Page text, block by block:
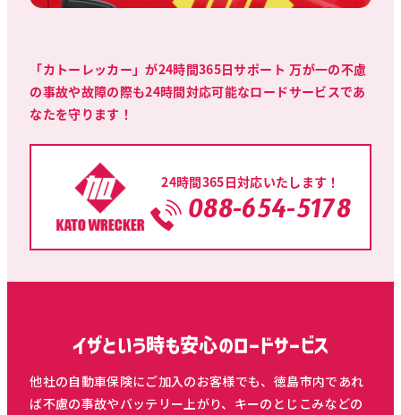
「カトーレッカー」が24時間365日サポート 万が一の不慮
の事故や故障の際も24時間対応可能なロードサービスであ
なたを守ります！
24時間365日対応いたします！
088-654-5178
イザという時も安心のロードサービス
他社の自動車保険にご加入のお客様でも、徳島市内であれ
ば不慮の事故やバッテリー上がり、キーのとじこみなどの